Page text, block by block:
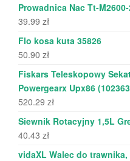
Prowadnica Nac Tt-
39.99 zł
Flo kosa kuta 35826
50.90 zł
Fiskars Teleskopowy
Powergearx Upx86
520.29 zł
Siewnik Rotacyjny 1,5L
40.43 zł
vidaXL Walec do